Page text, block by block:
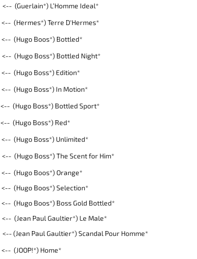
<-- (Guerlain*) L’Homme Ideal*
<-- (Hermes*) Terre D'Hermes*
<-- (Hugo Boos*) Bottled*
<-- (Hugo Boss*) Bottled Night*
<-- (Hugo Boss*) Edition*
<-- (Hugo Boss*) In Motion*
<-- (Hugo Boss*) Bottled Sport*
<-- (Hugo Boss*) Red*
<-- (Hugo Boss*) Unlimited*
<-- (Hugo Boss*) The Scent for Him*
<-- (Hugo Boos*) Orange*
<-- (Hugo Boos*) Selection*
<-- (Hugo Boos*) Boss Gold Bottled*
<-- (Jean Paul Gaultier*) Le Male*
<-- (Jean Paul Gaultier*) Scandal Pour Homme*
<-- (JOOP!*) Home*